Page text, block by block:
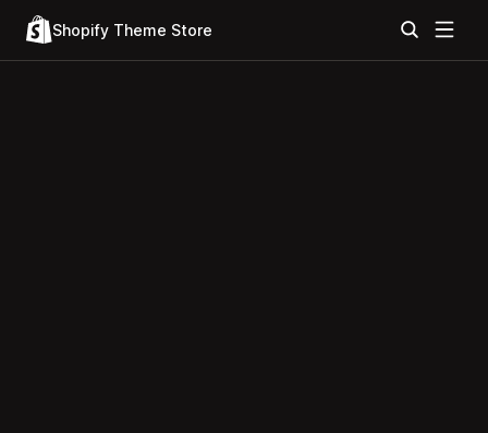
Shopify Theme Store